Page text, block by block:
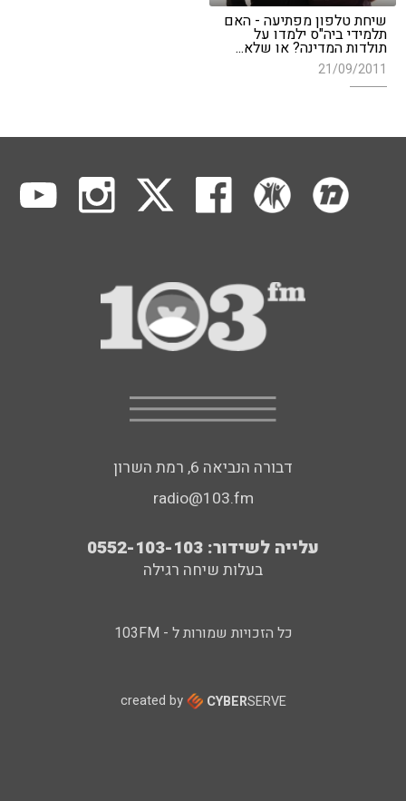
שיחת טלפון מפתיעה - האם
תלמידי ביה"ס ילמדו על
תולדות המדינה? או שלא...
21/09/2011
דבורה הנביאה 6, רמת השרון
radio@103.fm
עלייה לשידור: 0552-103-103
בעלות שיחה רגילה
כל הזכויות שמורות ל - 103FM
created by CYBERSERVE